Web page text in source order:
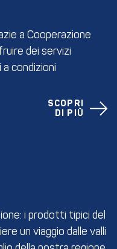
a Cooperazione
dei servizi
condizioni
SCOPRI
DI PIÙ
i prodotti tipici del
un viaggio dalle valli